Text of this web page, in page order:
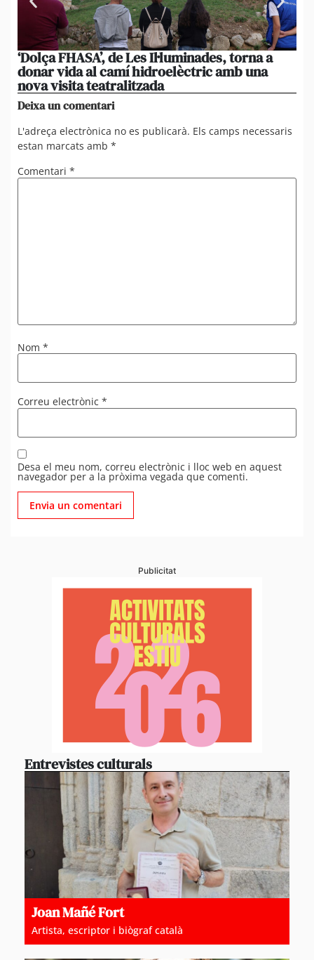
‘Dolça FHASA’, de Les Il·luminades, torna a
donar vida al camí hidroelèctric amb una
nova visita teatralitzada
Deixa un comentari
L'adreça electrònica no es publicarà. Els camps necessaris
estan marcats amb *
Comentari *
Nom *
Correu electrònic *
Desa el meu nom, correu electrònic i lloc web en aquest
navegador per a la pròxima vegada que comenti.
Publicitat
Entrevistes culturals
Joan Mañé Fort
Artista, escriptor i biògraf català